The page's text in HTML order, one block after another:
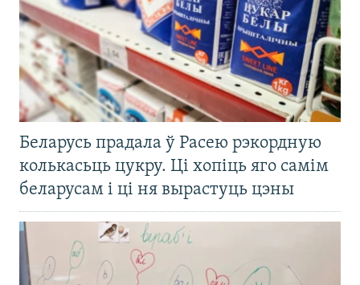
Беларусь прадала ў Расею рэкордную
колькасьць цукру. Ці хопіць яго самім
беларусам і ці ня вырастуць цэны